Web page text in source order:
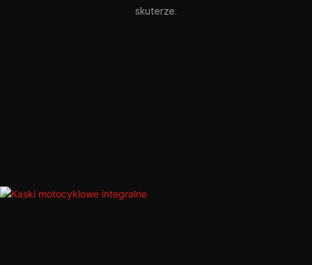
skuterze.